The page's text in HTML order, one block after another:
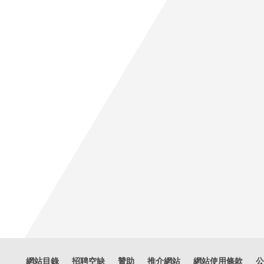
網站目錄 招聘空缺 贊助 推介網站 網站使用條款